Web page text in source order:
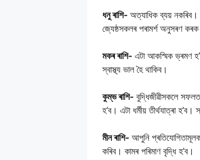
ধনু ৰাশি- অত্যাধিক ব্যয় নকৰিব।
জ্যেষ্ঠসকলৰ পৰামৰ্শ অনুসৰণ
মকৰ ৰাশি- এটা আকস্মিক ভ্ৰমণ
স্বাস্থ্য ভাল হৈ থাকিব।
কুম্ভ ৰাশি- বুদ্ধিজীৱীসকলে
হ’ব। এটা ধৰ্মীয় তীৰ্থযাত্ৰা হ’ব।
মীন ৰাশি- আপুনি
কৰিব। কামৰ পৰিমাণ বৃদ্ধি হ’ব।